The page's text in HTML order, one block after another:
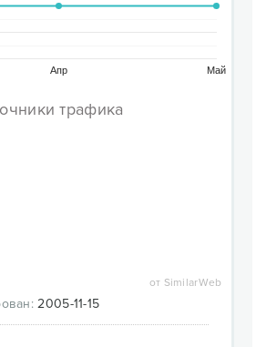
Апр Май
трафика
от SimilarWeb
2005-11-15